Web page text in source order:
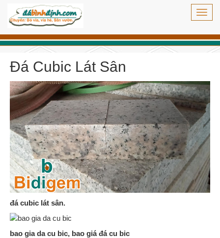
Đá Cubic Lát Sân
đá cubic lát sân.
bao gia da cu bic, bao giá đá cu bic